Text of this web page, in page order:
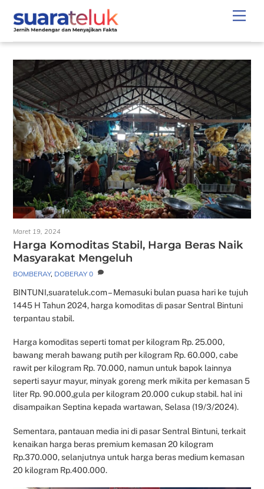
content
Maret 19, 2024
Harga Komoditas Stabil, Harga Beras Naik
Masyarakat Mengeluh
BOMBERAY, DOBERAY 0
BINTUNI,suarateluk.com – Memasuki bulan puasa hari ke tujuh
1445 H Tahun 2024, harga komoditas di pasar Sentral Bintuni
terpantau stabil.
Harga komoditas seperti tomat per kilogram Rp. 25.000,
bawang merah bawang putih per kilogram Rp. 60.000, cabe
rawit per kilogram Rp. 70.000, namun untuk bapok lainnya
seperti sayur mayur, minyak goreng merk mikita per kemasan 5
liter Rp. 90.000,gula per kilogram 20.000 cukup stabil. hal ini
disampaikan Septina kepada wartawan, Selasa (19/3/2024).
Sementara, pantauan media ini di pasar Sentral Bintuni, terkait
kenaikan harga beras premium kemasan 20 kilogram
Rp.370.000, selanjutnya untuk harga beras medium kemasan
20 kilogram Rp.400.000.